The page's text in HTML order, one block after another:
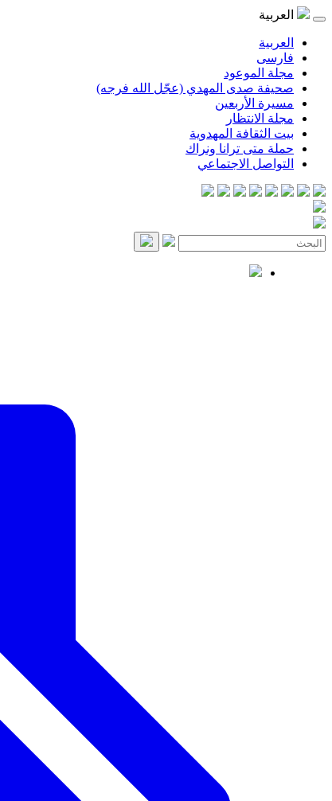
العربية
العربية
فارسی
مجلة الموعود
صحيفة صدى المهدي (عجّل الله فرجه)
مسيرة الأربعين
مجلة الانتظار
بيت الثقافة المهدوية
حملة متى ترانا ونراك
التواصل الاجتماعي